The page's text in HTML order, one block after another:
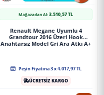
Mağazadan Al:3.510,57 TL
Renault Megane Uyumlu 4
Grandtour 2016 Üzeri Hook
Anahtarsız Model Gri Ara Atkı A+
Peşin Fiyatına 3 x 4.017,97 TL
ÜCRETSİZ KARGO